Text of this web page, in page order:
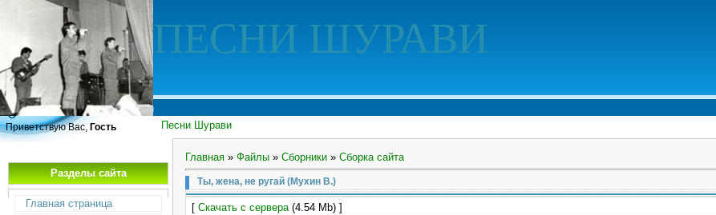
ПЕСНИ ШУРАВИ
Песни Шурави
Приветствую Вас, Гость
Разделы сайта
Главная страница
Главная » Файлы » Сборники » Сборка сайта
Ты, жена, не ругай (Мухин В.)
[ Скачать с сервера(4.54 Mb) ]